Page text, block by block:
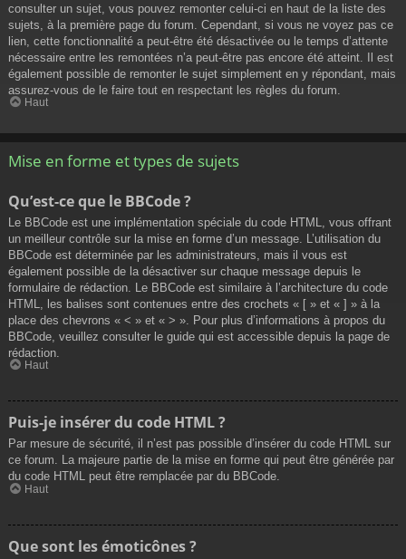
consulter un sujet, vous pouvez remonter celui-ci en haut de la liste des
sujets, à la première page du forum. Cependant, si vous ne voyez pas ce
lien, cette fonctionnalité a peut-être été désactivée ou le temps d’attente
nécessaire entre les remontées n’a peut-être pas encore été atteint. Il est
également possible de remonter le sujet simplement en y répondant, mais
assurez-vous de le faire tout en respectant les règles du forum.
Haut
Mise en forme et types de sujets
Qu’est-ce que le BBCode ?
Le BBCode est une implémentation spéciale du code HTML, vous offrant
un meilleur contrôle sur la mise en forme d’un message. L’utilisation du
BBCode est déterminée par les administrateurs, mais il vous est
également possible de la désactiver sur chaque message depuis le
formulaire de rédaction. Le BBCode est similaire à l’architecture du code
HTML, les balises sont contenues entre des crochets « [ » et « ] » à la
place des chevrons « < » et « > ». Pour plus d’informations à propos du
BBCode, veuillez consulter le guide qui est accessible depuis la page de
rédaction.
Haut
Puis-je insérer du code HTML ?
Par mesure de sécurité, il n’est pas possible d’insérer du code HTML sur
ce forum. La majeure partie de la mise en forme qui peut être générée par
du code HTML peut être remplacée par du BBCode.
Haut
Que sont les émoticônes ?